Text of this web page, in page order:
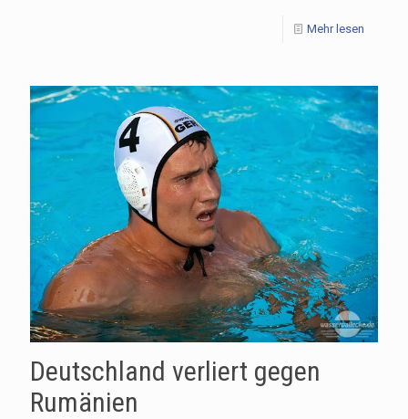
Mehr lesen
Deutschland verliert gegen
Rumänien